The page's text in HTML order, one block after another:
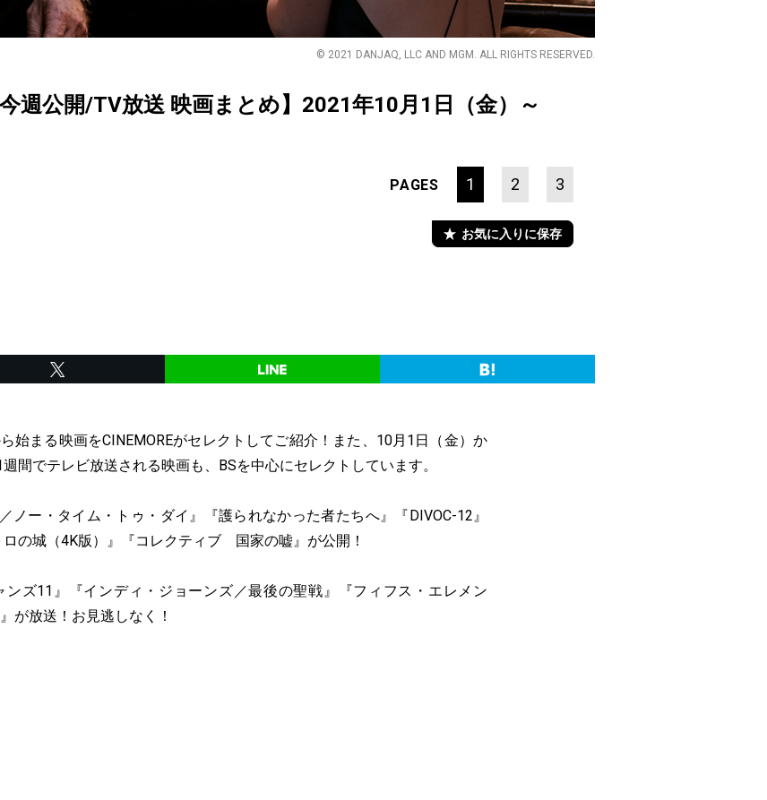
© 2021 DANJAQ, LLC AND MGM. ALL RIGHTS RESERVED.
今週公開/TV放送 映画まとめ】2021年10月1日（金）～
PAGES 1 2 3
お気に入りに保存
始まる映画をCINEMOREがセレクトしてご紹介！また、10月1日（金）か
間でテレビ放送される映画も、BSを中心にセレクトしています。
ノー・タイム・トゥ・ダイ』『護られなかった者たちへ』『DIVOC-12』
ロの城（4K版）』『コレクティブ 国家の嘘』が公開！
ンズ11』『インディ・ジョーンズ／最後の聖戦』『フィフス・エレメン
が放送！お見逃しなく！